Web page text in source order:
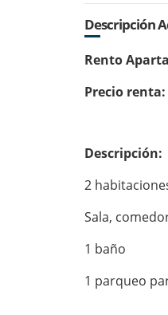
Descripción
Rento
Precio renta:
Descripción:
2
Sala,
1 baño
1 parqueo